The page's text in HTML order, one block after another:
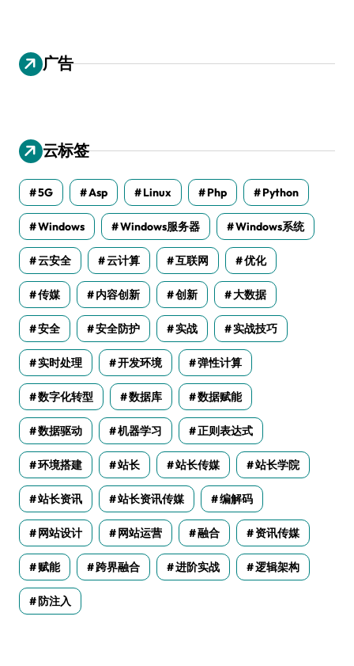
广告
云标签
5G Asp Linux Php Python
Windows Windows服务器 Windows系统
云安全 云计算 互联网 优化
传媒 内容创新 创新 大数据
安全 安全防护 实战 实战技巧
实时处理 开发环境 弹性计算
数字化转型 数据库 数据赋能
数据驱动 机器学习 正则表达式
环境搭建 站长 站长传媒 站长学院
站长资讯 站长资讯传媒 编解码
网站设计 网站运营 融合 资讯传媒
赋能 跨界融合 进阶实战 逻辑架构
防注入